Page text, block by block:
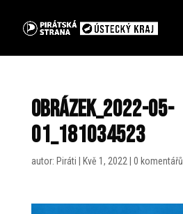
obrázek_2022-05-
01_181034523
autor: Piráti Kvě 1, 2022 0 komentářů